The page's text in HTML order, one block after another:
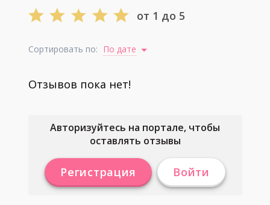
от 1 до 5
Сортировать по: По дате
Отзывов пока нет!
Авторизуйтесь на портале, чтобы
оставлять отзывы
Регистрация Войти